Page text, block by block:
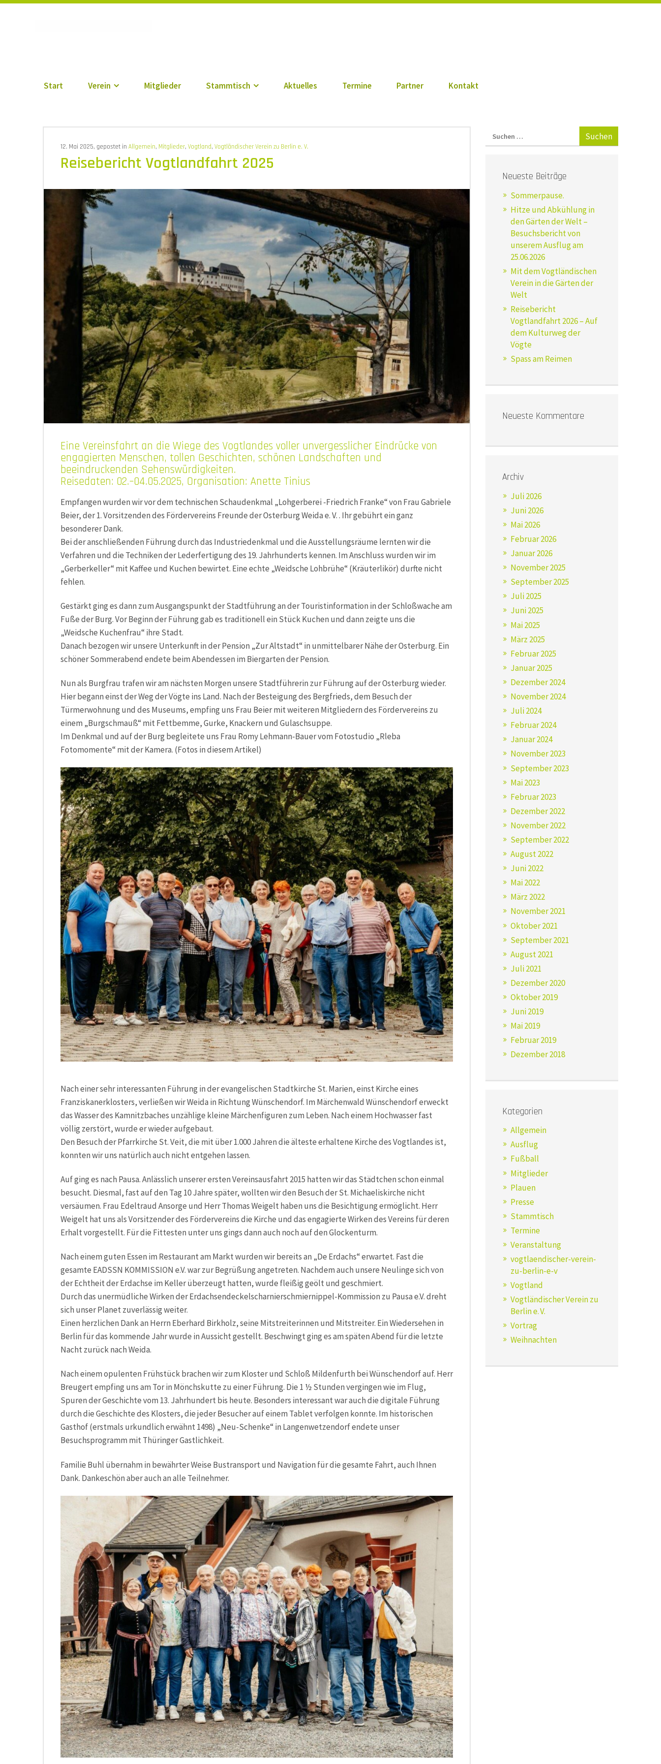
Start Verein Mitglieder Stammtisch Aktuelles Termine Partner Kontakt
12. Mai 2025, gepostet in Allgemein, Mitglieder, Vogtland, Vogtländischer Verein zu Berlin e. V.
Reisebericht Vogtlandfahrt 2025
Eine Vereinsfahrt an die Wiege des Vogtlandes voller unvergesslicher Eindrücke von
engagierten Menschen, tollen Geschichten, schönen Landschaften und
beeindruckenden Sehenswürdigkeiten.
Reisedaten: 02.–04.05.2025, Organisation: Anette Tinius
Empfangen wurden wir vor dem technischen Schaudenkmal „Lohgerberei -Friedrich Franke“ von Frau Gabriele
Beier, der 1. Vorsitzenden des Fördervereins Freunde der Osterburg Weida e. V. . Ihr gebührt ein ganz
besonderer Dank.
Bei der anschließenden Führung durch das Industriedenkmal und die Ausstellungsräume lernten wir die
Verfahren und die Techniken der Lederfertigung des 19. Jahrhunderts kennen. Im Anschluss wurden wir im
„Gerberkeller“ mit Kaffee und Kuchen bewirtet. Eine echte „Weidsche Lohbrühe“ (Kräuterlikör) durfte nicht
fehlen.
Gestärkt ging es dann zum Ausgangspunkt der Stadtführung an der Touristinformation in der Schloßwache am
Fuße der Burg. Vor Beginn der Führung gab es traditionell ein Stück Kuchen und dann zeigte uns die
„Weidsche Kuchenfrau“ ihre Stadt.
Danach bezogen wir unsere Unterkunft in der Pension „Zur Altstadt“ in unmittelbarer Nähe der Osterburg. Ein
schöner Sommerabend endete beim Abendessen im Biergarten der Pension.
Nun als Burgfrau trafen wir am nächsten Morgen unsere Stadtführerin zur Führung auf der Osterburg wieder.
Hier begann einst der Weg der Vögte ins Land. Nach der Besteigung des Bergfrieds, dem Besuch der
Türmerwohnung und des Museums, empfing uns Frau Beier mit weiteren Mitgliedern des Fördervereins zu
einem „Burgschmauß“ mit Fettbemme, Gurke, Knackern und Gulaschsuppe.
Im Denkmal und auf der Burg begleitete uns Frau Romy Lehmann-Bauer vom Fotostudio „Rleba
Fotomomente“ mit der Kamera. (Fotos in diesem Artikel)
Nach einer sehr interessanten Führung in der evangelischen Stadtkirche St. Marien, einst Kirche eines
Franziskanerklosters, verließen wir Weida in Richtung Wünschendorf. Im Märchenwald Wünschendorf erweckt
das Wasser des Kamnitzbaches unzählige kleine Märchenfiguren zum Leben. Nach einem Hochwasser fast
völlig zerstört, wurde er wieder aufgebaut.
Den Besuch der Pfarrkirche St. Veit, die mit über 1.000 Jahren die älteste erhaltene Kirche des Vogtlandes ist,
konnten wir uns natürlich auch nicht entgehen lassen.
Auf ging es nach Pausa. Anlässlich unserer ersten Vereinsausfahrt 2015 hatten wir das Städtchen schon einmal
besucht. Diesmal, fast auf den Tag 10 Jahre später, wollten wir den Besuch der St. Michaeliskirche nicht
versäumen. Frau Edeltraud Ansorge und Herr Thomas Weigelt haben uns die Besichtigung ermöglicht. Herr
Weigelt hat uns als Vorsitzender des Fördervereins die Kirche und das engagierte Wirken des Vereins für deren
Erhalt vorgestellt. Für die Fittesten unter uns gings dann auch noch auf den Glockenturm.
Nach einem guten Essen im Restaurant am Markt wurden wir bereits an „De Erdachs“ erwartet. Fast die
gesamte EADSSN KOMMISSION e.V. war zur Begrüßung angetreten. Nachdem auch unsere Neulinge sich von
der Echtheit der Erdachse im Keller überzeugt hatten, wurde fleißig geölt und geschmiert.
Durch das unermüdliche Wirken der Erdachsendeckelscharnierschmiernippel-Kommission zu Pausa e.V. dreht
sich unser Planet zuverlässig weiter.
Einen herzlichen Dank an Herrn Eberhard Birkholz, seine Mitstreiterinnen und Mitstreiter. Ein Wiedersehen in
Berlin für das kommende Jahr wurde in Aussicht gestellt. Beschwingt ging es am späten Abend für die letzte
Nacht zurück nach Weida.
Nach einem opulenten Frühstück brachen wir zum Kloster und Schloß Mildenfurth bei Wünschendorf auf. Herr
Breugert empfing uns am Tor in Mönchskutte zu einer Führung. Die 1 ½ Stunden vergingen wie im Flug,
Spuren der Geschichte vom 13. Jahrhundert bis heute. Besonders interessant war auch die digitale Führung
durch die Geschichte des Klosters, die jeder Besucher auf einem Tablet verfolgen konnte. Im historischen
Gasthof (erstmals urkundlich erwähnt 1498) „Neu-Schenke“ in Langenwetzendorf endete unser
Besuchsprogramm mit Thüringer Gastlichkeit.
Familie Buhl übernahm in bewährter Weise Bustransport und Navigation für die gesamte Fahrt, auch Ihnen
Dank. Dankeschön aber auch an alle Teilnehmer.
Neueste Beiträge
Sommerpause.
Hitze und Abkühlung in
den Gärten der Welt –
Besuchsbericht von
unserem Ausflug am
25.06.2026
Mit dem Vogtländischen
Verein in die Gärten der
Welt
Reisebericht
Vogtlandfahrt 2026 – Auf
dem Kulturweg der
Vögte
Spass am Reimen
Neueste Kommentare
Archiv
Juli 2026
Juni 2026
Mai 2026
Februar 2026
Januar 2026
November 2025
September 2025
Juli 2025
Juni 2025
Mai 2025
März 2025
Februar 2025
Januar 2025
Dezember 2024
November 2024
Juli 2024
Februar 2024
Januar 2024
November 2023
September 2023
Mai 2023
Februar 2023
Dezember 2022
November 2022
September 2022
August 2022
Juni 2022
Mai 2022
März 2022
November 2021
Oktober 2021
September 2021
August 2021
Juli 2021
Dezember 2020
Oktober 2019
Juni 2019
Mai 2019
Februar 2019
Dezember 2018
Kategorien
Allgemein
Ausflug
Fußball
Mitglieder
Plauen
Presse
Stammtisch
Termine
Veranstaltung
vogtlaendischer-verein-
zu-berlin-e-v
Vogtland
Vogtländischer Verein zu
Berlin e. V.
Vortrag
Weihnachten